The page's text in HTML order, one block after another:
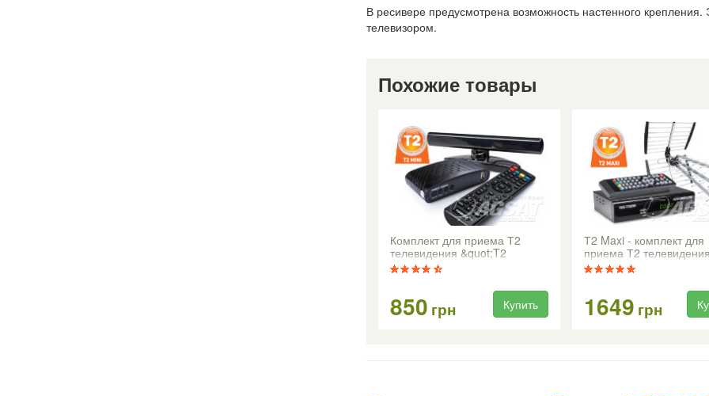
В ресивере предусмотрена возможность настенного
телевизором.
Похожие товары
Комплект для приема Т2
телевидения &quot;T2
Mini&quot;
850 грн Купить
Т2 Maxi - комплект для
приема Т2
1649 грн